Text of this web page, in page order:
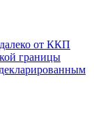
от ККП
границы